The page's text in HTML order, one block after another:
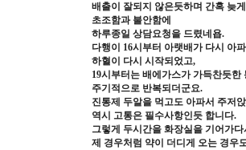
배출이 잘되지 않은듯하며 간혹 늦
초조함과 불안함에
하루종일 상담요청을 드렸네욥.
다행이 16시부터 아랫배가 다시 아
하혈이 다시 시작되었고,
19시부터는 배에가스가 가득찬듯한
주기적으로 반복되더군요.
진통제 두알을 먹고도 아파서 주저
역시 고통은 필수사항인듯 합니다.
그렇게 두시간을 화장실을 기어가
제 경우처럼 약이 더디게 오는 경우